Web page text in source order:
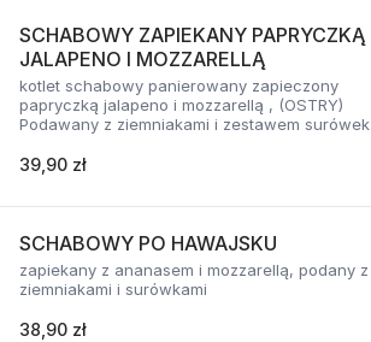
SCHABOWY ZAPIEKANY PAPRYCZKĄ
JALAPENO I MOZZARELLĄ
kotlet schabowy panierowany zapieczony
papryczką jalapeno i mozzarellą , (OSTRY)
Podawany z ziemniakami i zestawem surówek
39,90 zł
SCHABOWY PO HAWAJSKU
zapiekany z ananasem i mozzarellą, podany z
ziemniakami i surówkami
38,90 zł